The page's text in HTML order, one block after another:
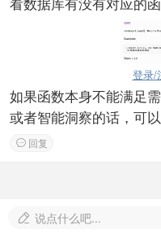
登录/
如果函数本身不能满足
或者智能洞察的话，可
 回复
 说点什么吧...